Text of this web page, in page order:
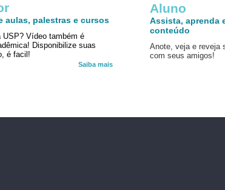
Aluno
Assista, aprenda
conteúdo
Anote, veja e reveja
com seus amigos!
aulas, palestras e cursos
USP? Vídeo também é
Disponibilize suas
é facil!
Saiba mais